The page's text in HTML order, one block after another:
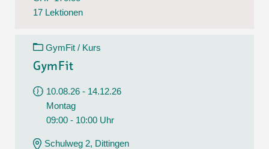
17 Lektionen
GymFit / Kurs
GymFit
10.08.26 - 14.12.26
Montag
09:00 - 10:00 Uhr
Schulweg 2, Dittingen